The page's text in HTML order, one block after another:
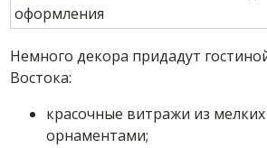
Немного декора придадут
Востока:
красочные витражи из
орнаментами;